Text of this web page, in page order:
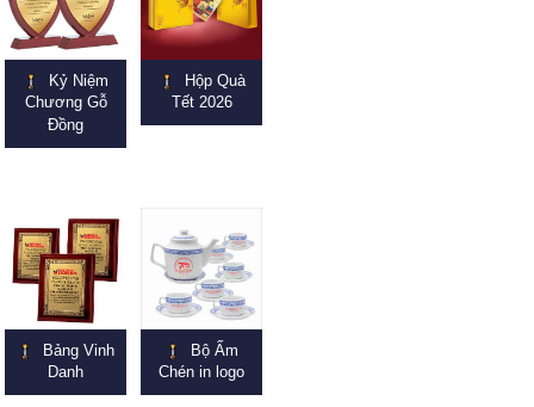
Kỷ Niệm
Chương Gỗ
Đồng
Hộp Quà
Tết 2026
Bảng Vinh
Danh
Bộ Ấm
Chén in logo